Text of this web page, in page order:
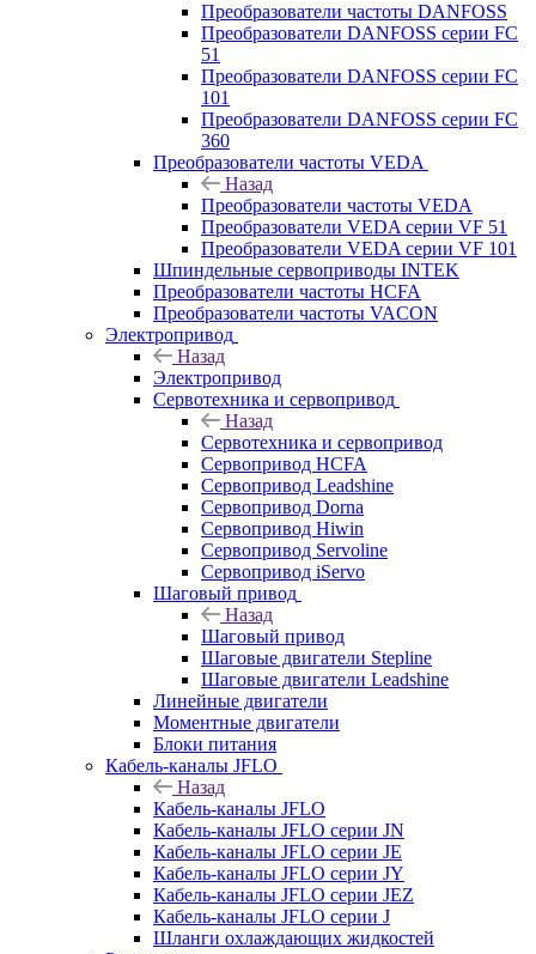
Преобразователи частоты DANFOSS
Преобразователи DANFOSS серии FC
51
Преобразователи DANFOSS серии FC
101
Преобразователи DANFOSS серии FC
360
Преобразователи частоты VEDA
Назад
Преобразователи частоты VEDA
Преобразователи VEDA серии VF 51
Преобразователи VEDA серии VF 101
Шпиндельные сервоприводы INTEK
Преобразователи частоты HCFA
Преобразователи частоты VACON
Электропривод
Назад
Электропривод
Сервотехника и сервопривод
Назад
Сервотехника и сервопривод
Сервопривод HCFA
Сервопривод Leadshine
Сервопривод Dorna
Сервопривод Hiwin
Сервопривод Servoline
Сервопривод iServo
Шаговый привод
Назад
Шаговый привод
Шаговые двигатели Stepline
Шаговые двигатели Leadshine
Линейные двигатели
Моментные двигатели
Блоки питания
Кабель-каналы JFLO
Назад
Кабель-каналы JFLO
Кабель-каналы JFLO серии JN
Кабель-каналы JFLO серии JE
Кабель-каналы JFLO серии JY
Кабель-каналы JFLO серии JEZ
Кабель-каналы JFLO серии J
Шланги охлаждающих жидкостей